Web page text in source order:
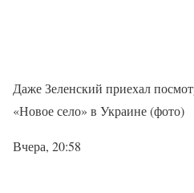
Даже Зеленский приехал
«Новое село» в Украине (фото)
Вчера, 20:58